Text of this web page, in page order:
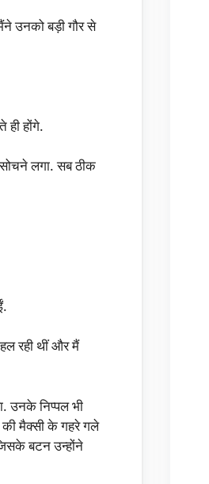
उनको बड़ी गौर से
होंगे.
लगा. सब ठीक
रही थीं और मैं
उनके निप्पल भी
मैक्सी के गहरे गले
बटन उन्होंने